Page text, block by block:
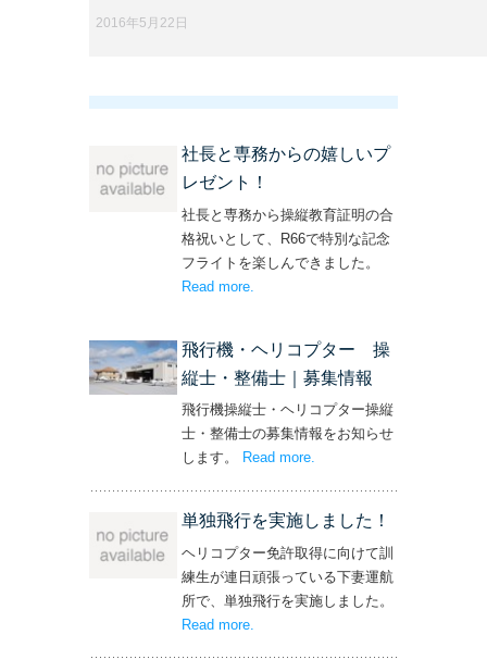
2016年5月22日
社長と専務からの嬉しいプ
レゼント！
社長と専務から操縦教育証明の合
格祝いとして、R66で特別な記念
フライトを楽しんできました。
Read more
飛行機・ヘリコプター 操
縦士・整備士｜募集情報
飛行機操縦士・ヘリコプター操縦
士・整備士の募集情報をお知らせ
します。
Read more– ‘飛行機・ヘリコプター
.
単独飛行を実施しました！
ヘリコプター免許取得に向けて訓
練生が連日頑張っている下妻運航
所で、単独飛行を実施しました。
Read more